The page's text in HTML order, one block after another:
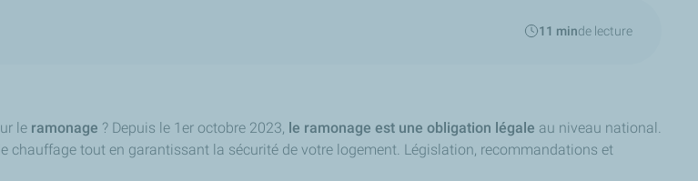
11 minde lecture
le ramonage ? Depuis le 1er octobre 2023, le ramonage est une obligation légale au niveau national.
chauffage tout en garantissant la sécurité de votre logement. Législation, recommandations et